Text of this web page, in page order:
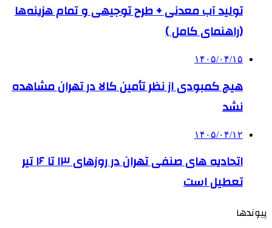
تولید آب معدنی + طرح توجیهی و تمام هزینه‌ها
(راهنمای کامل )
۱۴۰۵/۰۴/۱۵
هیچ کمبودی از نظر تأمین کالا در تهران مشاهده
نشد
۱۴۰۵/۰۴/۱۲
اتحادیه های صنفی تهران در روزهای ۱۳ تا ۱۶ تیر
تعطیل است
پیوندها